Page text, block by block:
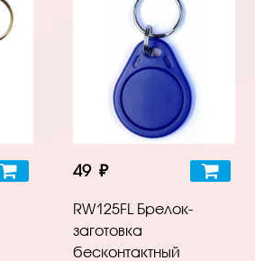
49 ₽
RW125FL Брелок-
заготовка
бесконтактный